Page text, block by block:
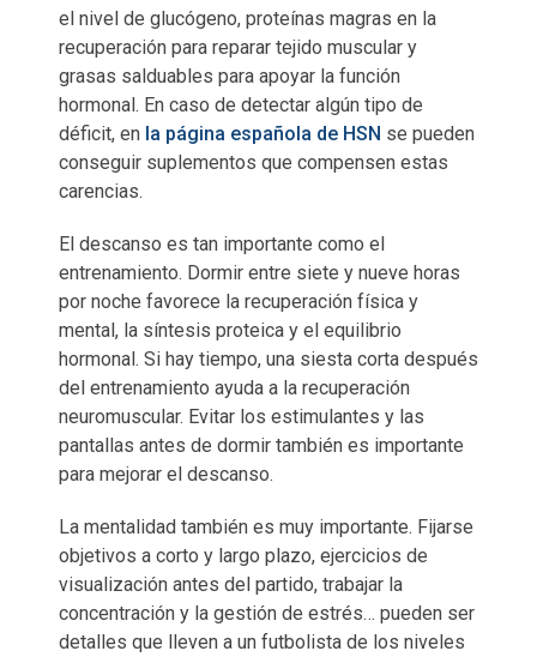
el nivel de glucógeno, proteínas magras en la
recuperación para reparar tejido muscular y
grasas salduables para apoyar la función
hormonal. En caso de detectar algún tipo de
déficit, en la página española de HSN se pueden
conseguir suplementos que compensen estas
carencias.
El descanso es tan importante como el
entrenamiento. Dormir entre siete y nueve horas
por noche favorece la recuperación física y
mental, la síntesis proteica y el equilibrio
hormonal. Si hay tiempo, una siesta corta después
del entrenamiento ayuda a la recuperación
neuromuscular. Evitar los estimulantes y las
pantallas antes de dormir también es importante
para mejorar el descanso.
La mentalidad también es muy importante. Fijarse
objetivos a corto y largo plazo, ejercicios de
visualización antes del partido, trabajar la
concentración y la gestión de estrés… pueden ser
detalles que lleven a un futbolista de los niveles